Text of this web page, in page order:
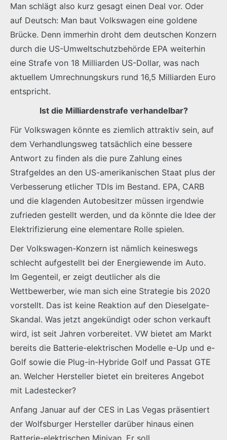
Man schlägt also kurz gesagt einen Deal vor. Oder
auf Deutsch: Man baut Volkswagen eine goldene
Brücke. Denn immerhin droht dem deutschen Konzern
durch die US-Umweltschutzbehörde EPA weiterhin
eine Strafe von 18 Milliarden US-Dollar, was nach
aktuellem Umrechnungskurs rund 16,5 Milliarden Euro
entspricht.
Ist die Milliardenstrafe verhandelbar?
Für Volkswagen könnte es ziemlich attraktiv sein, auf
dem Verhandlungsweg tatsächlich eine bessere
Antwort zu finden als die pure Zahlung eines
Strafgeldes an den US-amerikanischen Staat plus der
Verbesserung etlicher TDIs im Bestand. EPA, CARB
und die klagenden Autobesitzer müssen irgendwie
zufrieden gestellt werden, und da könnte die Idee der
Elektrifizierung eine elementare Rolle spielen.
Der Volkswagen-Konzern ist nämlich keineswegs
schlecht aufgestellt bei der Energiewende im Auto.
Im Gegenteil, er zeigt deutlicher als die
Wettbewerber, wie man sich eine Strategie bis 2020
vorstellt. Das ist keine Reaktion auf den Dieselgate-
Skandal. Was jetzt angekündigt oder schon verkauft
wird, ist seit Jahren vorbereitet. VW bietet am Markt
bereits die Batterie-elektrischen Modelle e-Up und e-
Golf sowie die Plug-in-Hybride Golf und Passat GTE
an. Welcher Hersteller bietet ein breiteres Angebot
mit Ladestecker?
Anfang Januar auf der CES in Las Vegas präsentiert
der Wolfsburger Hersteller darüber hinaus einen
Batterie-elektrischen Minivan. Er soll